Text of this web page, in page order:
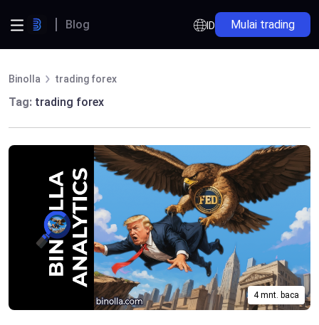
Blog ID Mulai trading
Binolla trading forex
Tag: trading forex
4 mnt. baca